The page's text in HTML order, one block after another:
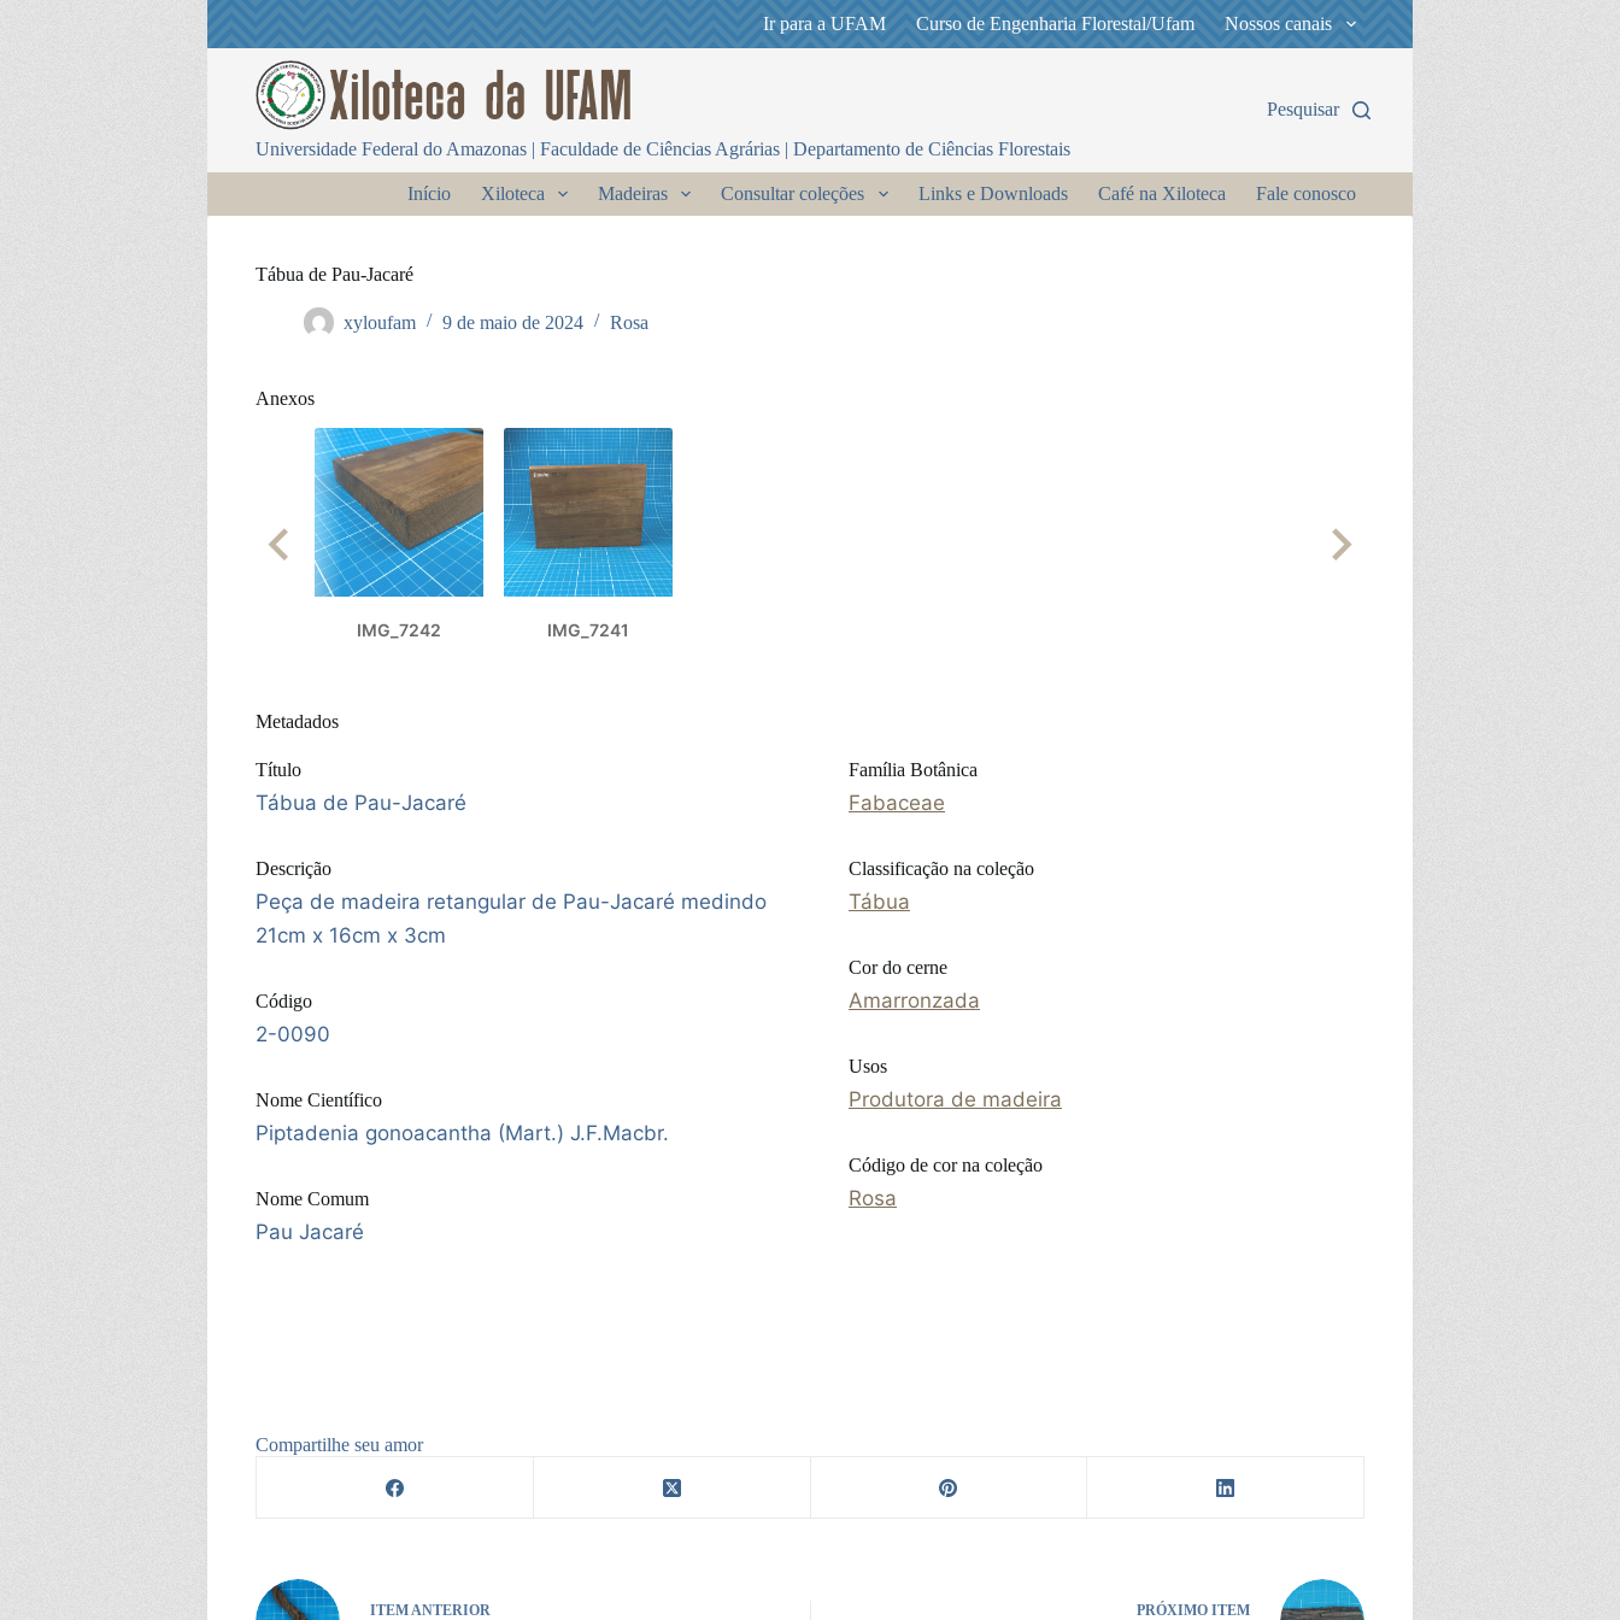
Ir para a UFAM Curso de Engenharia Florestal/Ufam Nossos canais
Universidade Federal do Amazonas | Faculdade de Ciências Agrárias | Departamento de Ciências Florestais
Pesquisar
Início Xiloteca Madeiras Consultar coleções Links e Downloads Café na Xiloteca Fale conosco
Tábua de Pau-Jacaré
xyloufam 9 de maio de 2024 Rosa
Anexos
IMG_7242 IMG_7241
Metadados
Título
Tábua de Pau-Jacaré
Descrição
Peça de madeira retangular de Pau-Jacaré medindo
21cm x 16cm x 3cm
Código
2-0090
Nome Científico
Piptadenia gonoacantha (Mart.) J.F.Macbr.
Nome Comum
Pau Jacaré
Família Botânica
Fabaceae
Classificação na coleção
Tábua
Cor do cerne
Amarronzada
Usos
Produtora de madeira
Código de cor na coleção
Rosa
Compartilhe seu amor
ITEM ANTERIOR PRÓXIMO ITEM